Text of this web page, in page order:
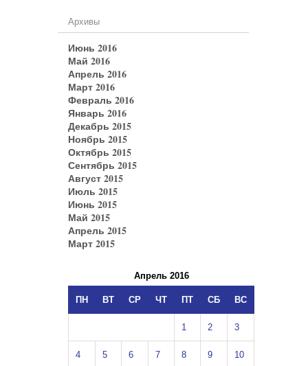
Архивы
Июнь 2016
Май 2016
Апрель 2016
Март 2016
Февраль 2016
Январь 2016
Декабрь 2015
Ноябрь 2015
Октябрь 2015
Сентябрь 2015
Август 2015
Июль 2015
Июнь 2015
Май 2015
Апрель 2015
Март 2015
Апрель 2016
ПН ВТ СР ЧТ ПТ СБ ВС
1 2 3
4 5 6 7 8 9 10